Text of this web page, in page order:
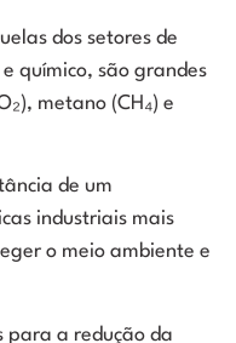
dos setores de
químico, são grandes
₂), metano (CH₄) e
de um
industriais mais
o meio ambiente e
para a redução da